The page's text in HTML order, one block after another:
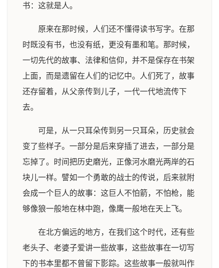
书：这就是人。
原来在那时候，人们还不懂得读书写字。在那
时既没有书，也没有纸，更没有墨和笔。那时候，
一切先代的故事、法律和信仰，并不是保存在书架
上面，而是遗留在人们的记忆中。人们死了，故事
还存留着，从父亲传到儿子，一代一代地流传下
去。
可是，从一只耳朵传到另一只耳朵，历史就会
变了些样子。一部分是后来穿插了进去，一部分是
忘掉了。时间把历史磨光，正像河水磨光两岸的石
块儿一样。譬如一个勇敢的战士的传说，后来就附
会成一个巨人的故事：这巨人不怕箭，不怕枪，能
够像狼一般地在林中跑，像鹰一般地在天上飞。
在北方偏远的地方，在我们这个时代，还有些
老头子、老婆子爱讲一些故事，这些故事在一切写
下的书本里都不曾留下影踪。这些故事一般就叫作